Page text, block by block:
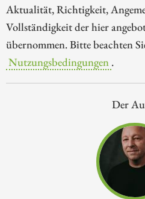
Aktualität, Richtigkeit,
Vollständigkeit der hier
übernommen. Bitte beachten
Nutzungsbedingungen .
Der